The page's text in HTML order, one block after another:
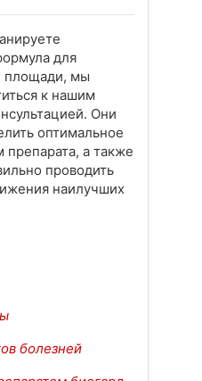
для
площади, мы
к нашим
Они
оптимальное
препарата, а также
проводить
наилучших
болезней